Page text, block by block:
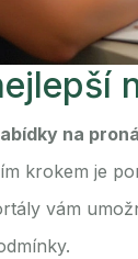
na
krokem je
vám